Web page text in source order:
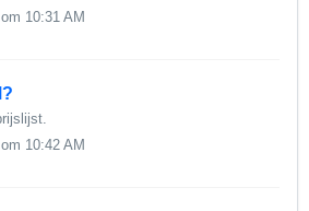
10:31 AM
10:42 AM